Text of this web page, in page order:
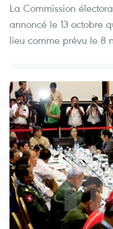
La Commission
annoncé le 13 octobre
lieu comme prévu le 8